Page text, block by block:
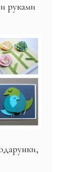
руками